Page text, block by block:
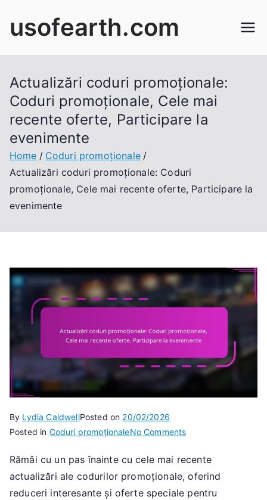
usofearth.com
Actualizări coduri promoționale:
Coduri promoționale, Cele mai
recente oferte, Participare la
evenimente
Home
Coduri promoționale
Actualizări coduri promoționale: Coduri
promoționale, Cele mai recente oferte, Participare la
evenimente
By Lydia CaldwellPosted on 20/02/2026
Posted in Coduri promoționaleNo Commentson
coduri
promoționale:
Coduri
Rămâi cu un pas înainte cu cele mai recente
actualizări ale codurilor promoționale, oferind
reduceri interesante și oferte speciale pentru